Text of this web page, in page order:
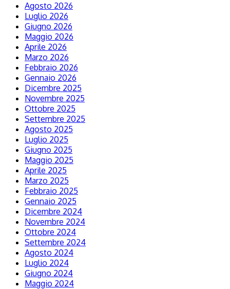
Agosto 2026
Luglio 2026
Giugno 2026
Maggio 2026
Aprile 2026
Marzo 2026
Febbraio 2026
Gennaio 2026
Dicembre 2025
Novembre 2025
Ottobre 2025
Settembre 2025
Agosto 2025
Luglio 2025
Giugno 2025
Maggio 2025
Aprile 2025
Marzo 2025
Febbraio 2025
Gennaio 2025
Dicembre 2024
Novembre 2024
Ottobre 2024
Settembre 2024
Agosto 2024
Luglio 2024
Giugno 2024
Maggio 2024